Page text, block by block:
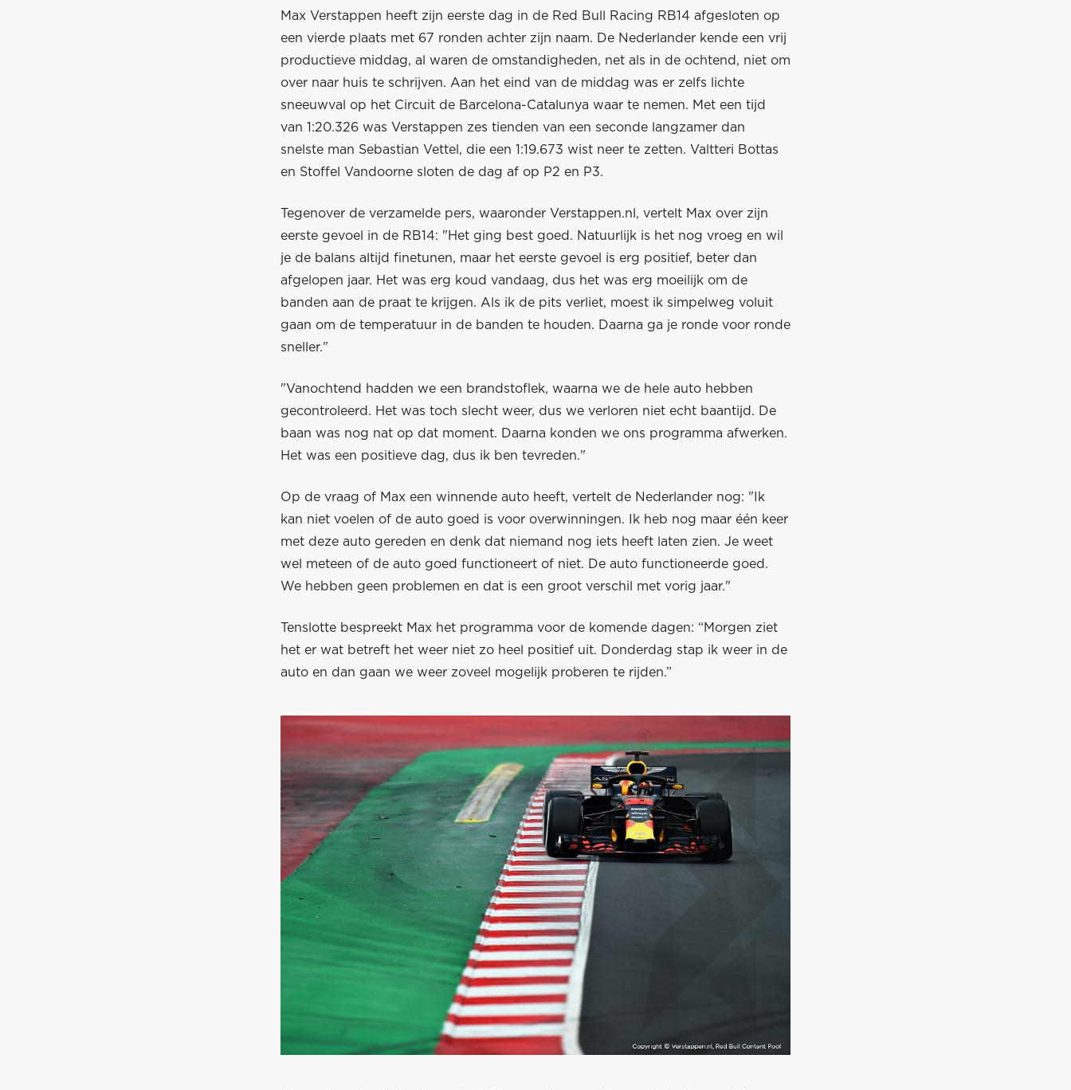
Max Verstappen heeft zijn eerste dag in de Red Bull Racing RB14 afgesloten op
een vierde plaats met 67 ronden achter zijn naam. De Nederlander kende een vrij
productieve middag, al waren de omstandigheden, net als in de ochtend, niet om
over naar huis te schrijven. Aan het eind van de middag was er zelfs lichte
sneeuwval op het Circuit de Barcelona-Catalunya waar te nemen. Met een tijd
van 1:20.326 was Verstappen zes tienden van een seconde langzamer dan
snelste man Sebastian Vettel, die een 1:19.673 wist neer te zetten. Valtteri Bottas
en Stoffel Vandoorne sloten de dag af op P2 en P3.
Tegenover de verzamelde pers, waaronder Verstappen.nl, vertelt Max over zijn
eerste gevoel in de RB14: "Het ging best goed. Natuurlijk is het nog vroeg en wil
je de balans altijd finetunen, maar het eerste gevoel is erg positief, beter dan
afgelopen jaar. Het was erg koud vandaag, dus het was erg moeilijk om de
banden aan de praat te krijgen. Als ik de pits verliet, moest ik simpelweg voluit
gaan om de temperatuur in de banden te houden. Daarna ga je ronde voor ronde
sneller."
"Vanochtend hadden we een brandstoflek, waarna we de hele auto hebben
gecontroleerd. Het was toch slecht weer, dus we verloren niet echt baantijd. De
baan was nog nat op dat moment. Daarna konden we ons programma afwerken.
Het was een positieve dag, dus ik ben tevreden."
Op de vraag of Max een winnende auto heeft, vertelt de Nederlander nog: "Ik
kan niet voelen of de auto goed is voor overwinningen. Ik heb nog maar één keer
met deze auto gereden en denk dat niemand nog iets heeft laten zien. Je weet
wel meteen of de auto goed functioneert of niet. De auto functioneerde goed.
We hebben geen problemen en dat is een groot verschil met vorig jaar."
Tenslotte bespreekt Max het programma voor de komende dagen: “Morgen ziet
het er wat betreft het weer niet zo heel positief uit. Donderdag stap ik weer in de
auto en dan gaan we weer zoveel mogelijk proberen te rijden.”